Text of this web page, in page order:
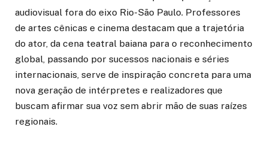
audiovisual fora do eixo Rio-São Paulo. Professores
de artes cênicas e cinema destacam que a trajetória
do ator, da cena teatral baiana para o reconhecimento
global, passando por sucessos nacionais e séries
internacionais, serve de inspiração concreta para uma
nova geração de intérpretes e realizadores que
buscam afirmar sua voz sem abrir mão de suas raízes
regionais.